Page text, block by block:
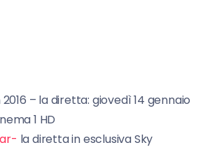
– la diretta: giovedì 14 gennaio
1 HD
la diretta in esclusiva Sky